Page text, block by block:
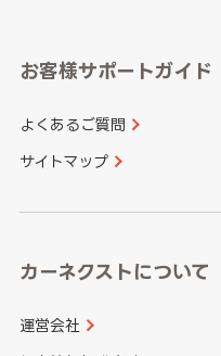
愛知県
和歌山県
山口県
香川県
長崎県
大分県
お客様サポートガイド
よくあるご質問
サイトマップ
カーネクストについて
運営会社